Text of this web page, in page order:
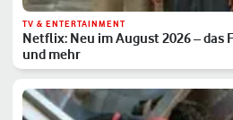
TV & ENTERTAINMENT
Netflix: Neu im August 2026 – das
und mehr